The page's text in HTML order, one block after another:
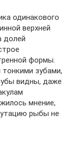
одинакового
верхней
долей
формы.
зубами,
видны, даже
мнение,
рыбы не